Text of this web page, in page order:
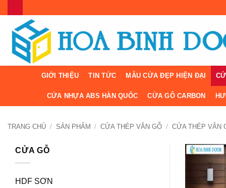
dung
GIỚI THIỆU TIN TỨC MẪU CỬA ĐẸP HIỆN ĐẠI
CỬA NHỰA ABS HÀN QUỐC CỬA GỖ CARBON
TRANG CHỦ / SẢN PHẨM / CỬA THÉP VÂN GỖ / CỬA THÉP VÂN
CỬA GỖ
HDF SƠN